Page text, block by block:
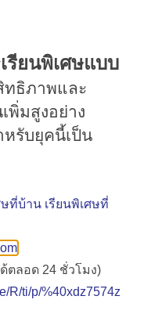
เรียนพิเศษแบบ
ทธิภาพและ
พิ่มสูงอย่าง
หรับยุคนี้เป็น
ที่บ้าน เรียนพิเศษที่
ตลอด 24 ชั่วโมง)
R/ti/p/%40xdz7574z